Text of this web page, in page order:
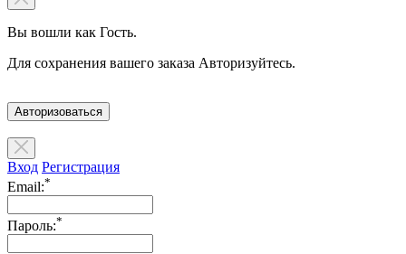
Вы вошли как Гость.
Для сохранения вашего заказа Авторизуйтесь.
Авторизоваться
Вход Регистрация
Email:*
Пароль:*